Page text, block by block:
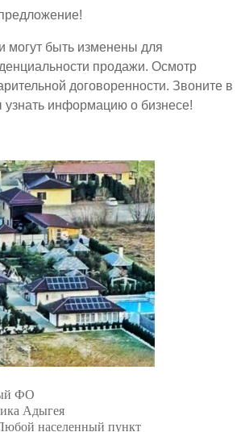
могут быть изменены для
продажи. Осмотр
договоренности. Звоните в
информацию о бизнесе!
ФО
Адыгея
населенный пункт